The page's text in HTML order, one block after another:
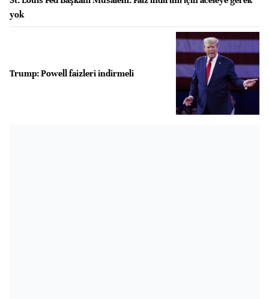
yok
Trump: Powell faizleri indirmeli